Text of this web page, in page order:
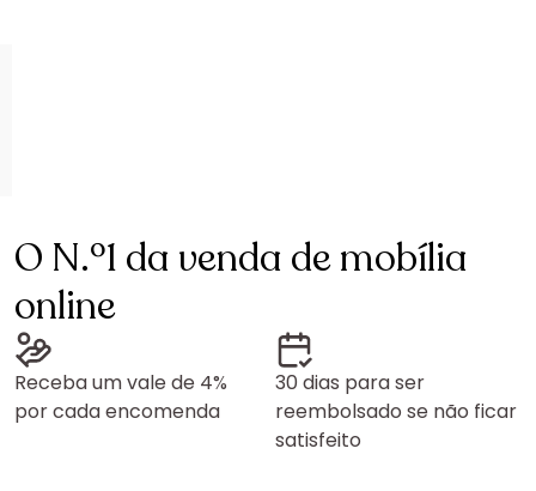
O N.º1 da venda de mobília
online
Receba um vale de 4%
por cada encomenda
30 dias para ser
reembolsado se não ficar
satisfeito